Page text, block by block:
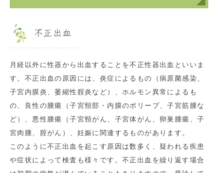
不正出血
月経以外に性器から出血することを不正性器出血といいま
す。不正出血の原因には、炎症によるもの（病原菌感染、
子宮内膜炎、萎縮性腟炎など）、ホルモン異常によるも
の、良性の腫瘍（子宮頸部・内膜のポリープ、子宮筋腫な
ど）、悪性腫瘍（子宮頸がん、子宮体がん、卵巣腫瘍、子
宮肉腫、腟がん）、妊娠に関連するものがあります。
このように不正出血を起こす原因は数多く、疑われる疾患
や症状によって検査も様々です。不正出血を繰り返す場合